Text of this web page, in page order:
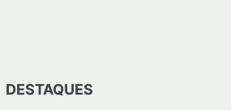
DESTAQUES